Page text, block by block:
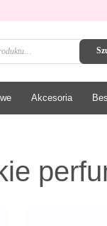
Akcesoria